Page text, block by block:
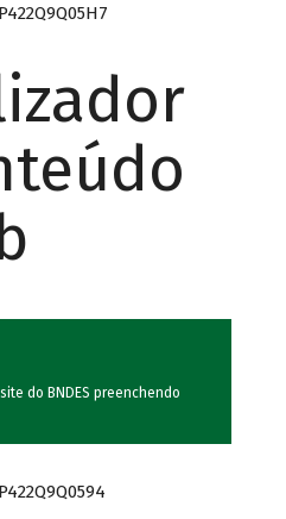
do BNDES preenchendo